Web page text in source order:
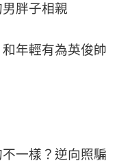
胖子相親
年輕有為英俊帥
一樣？逆向照騙